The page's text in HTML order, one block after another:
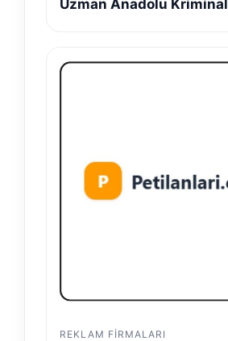
Uzman Anadolu Kriminal
REKLAM FIRMALARI